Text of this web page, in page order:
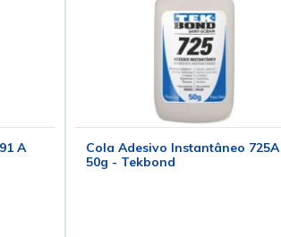
A
Cola Adesivo Instantâneo 725A
50g - Tekbond